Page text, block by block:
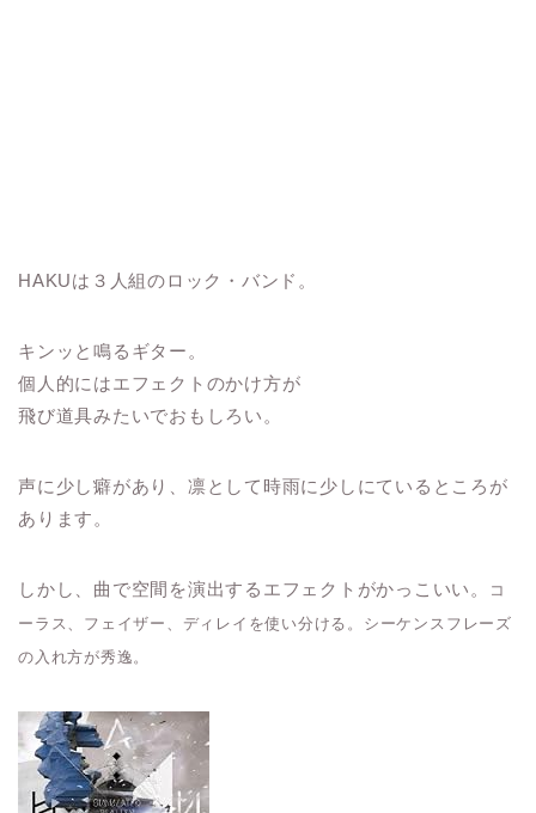
HAKUは３人組のロック・バンド。
キンッと鳴るギター。
個人的にはエフェクトのかけ方が
飛び道具みたいでおもしろい。
声に少し癖があり、凛として時雨に少しにているところが
あります。
しかし、曲で空間を演出するエフェクトがかっこいい。
コ
ーラス、フェイザー、ディレイを使い分ける。 シーケンスフレーズ
の入れ方が秀逸。